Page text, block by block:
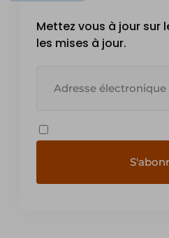
Mettez vous à jour sur
les mises à jour.